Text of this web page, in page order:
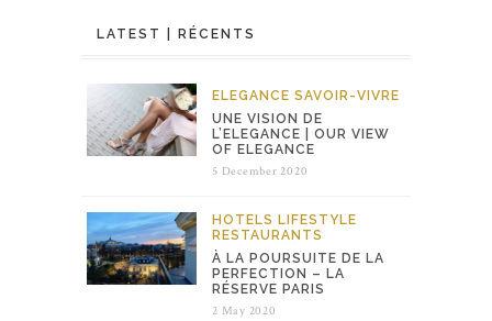
LATEST | RÉCENTS
ELEGANCE SAVOIR-VIVRE
UNE VISION DE
L’ELEGANCE | OUR VIEW
OF ELEGANCE
5 December 2020
HOTELS LIFESTYLE
RESTAURANTS
À LA POURSUITE DE LA
PERFECTION – LA
RÉSERVE PARIS
2 May 2020